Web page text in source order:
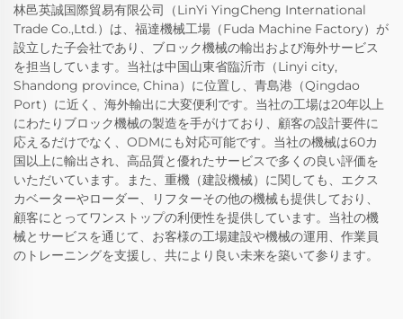
林邑英誠国際貿易有限公司（LinYi YingCheng International
Trade Co.,Ltd.）は、福達機械工場（Fuda Machine Factory）が
設立した子会社であり、ブロック機械の輸出および海外サービス
を担当しています。当社は中国山東省臨沂市（Linyi city,
Shandong province, China）に位置し、青島港（Qingdao
Port）に近く、海外輸出に大変便利です。当社の工場は20年以上
にわたりブロック機械の製造を手がけており、顧客の設計要件に
応えるだけでなく、ODMにも対応可能です。当社の機械は60カ
国以上に輸出され、高品質と優れたサービスで多くの良い評価を
いただいています。また、重機（建設機械）に関しても、エクス
カベーターやローダー、リフターその他の機械も提供しており、
顧客にとってワンストップの利便性を提供しています。当社の機
械とサービスを通じて、お客様の工場建設や機械の運用、作業員
のトレーニングを支援し、共により良い未来を築いて参ります。